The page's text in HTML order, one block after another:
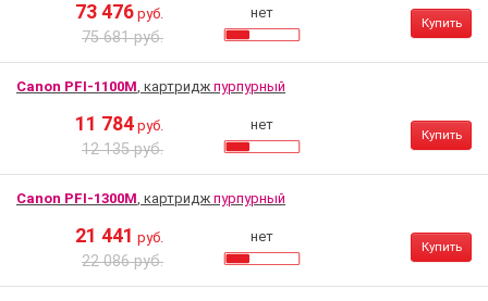
73 476 руб.
75 681 руб.
нет
Купить
Canon PFI-1100M, картридж пурпурный
11 784 руб.
12 135 руб.
нет
Купить
Canon PFI-1300M, картридж пурпурный
21 441 руб.
22 086 руб.
нет
Купить